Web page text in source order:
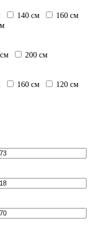
140 см
160 см
200 см
160 см
120 см